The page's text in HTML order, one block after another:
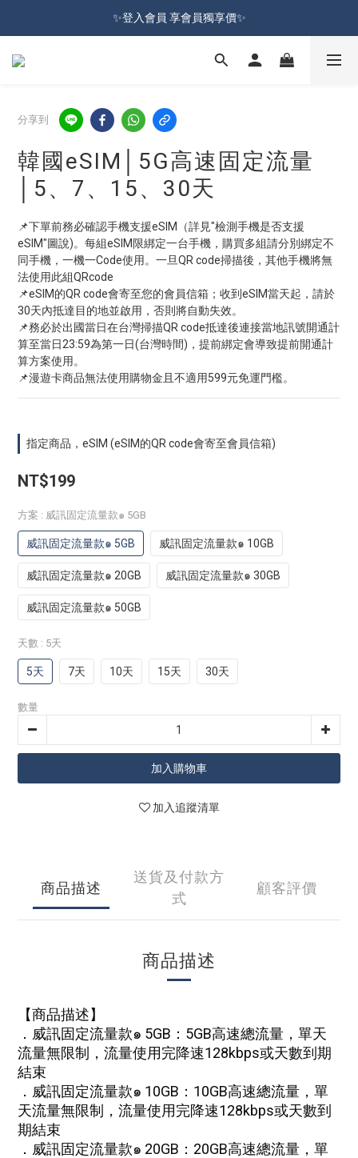
加入會員就送100元購物金 | 全館購物滿＄599 免運
✨登入會員 享會員獨享價✨
✅訂閱訂單通知 進度及時掌握
分享到
韓國eSIM│5G高速固定流量
│5、7、15、30天
📌下單前務必確認手機支援eSIM（詳見"檢測手機是否支援
eSIM"圖說)。每組eSIM限綁定一台手機，購買多組請分別綁定不
同手機，一機一Code使用。一旦QR code掃描後，其他手機將無
法使用此組QRcode
📌eSIM的QR code會寄至您的會員信箱；收到eSIM當天起，請於
30天內抵達目的地並啟用，否則將自動失效。
📌務必於出國當日在台灣掃描QR code抵達後連接當地訊號開通計
算至當日23:59為第一日(台灣時間)，提前綁定會導致提前開通計
算方案使用。
📌漫遊卡商品無法使用購物金且不適用599元免運門檻。
指定商品，eSIM (eSIM的QR code會寄至會員信箱)
NT$199
方案 : 威訊固定流量款๑ 5GB
威訊固定流量款๑ 5GB 威訊固定流量款๑ 10GB
威訊固定流量款๑ 20GB 威訊固定流量款๑ 30GB
威訊固定流量款๑ 50GB
天數 : 5天
5天 7天 10天 15天 30天
數量
加入購物車
加入追蹤清單
商品描述
送貨及付款方
式
顧客評價
商品描述
【商品描述】
．威訊固定流量款๑ 5GB：5GB高速總流量，單天
流量無限制，流量使用完降速128kbps或天數到期
結束
．威訊固定流量款๑ 10GB：10GB高速總流量，單
天流量無限制，流量使用完降速128kbps或天數到
期結束
．威訊固定流量款๑ 20GB：20GB高速總流量，單